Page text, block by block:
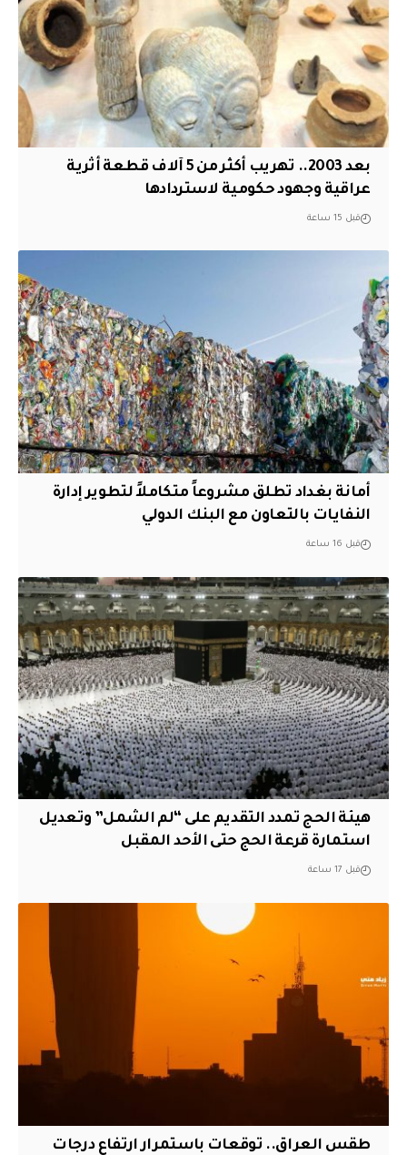
بعد 2003.. تهريب أكثر من 5 آلاف قطعة أثرية
عراقية وجهود حكومية لاستردادها
قبل 15 ساعة
أمانة بغداد تطلق مشروعاً متكاملاً لتطوير إدارة
النفايات بالتعاون مع البنك الدولي
قبل 16 ساعة
هيئة الحج تمدد التقديم على “لم الشمل” وتعديل
استمارة قرعة الحج حتى الأحد المقبل
قبل 17 ساعة
طقس العراق.. توقعات باستمرار ارتفاع درجات